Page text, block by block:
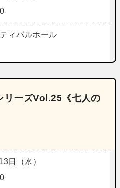
ィバルホール
リーズVol.25《七人の
日（水）